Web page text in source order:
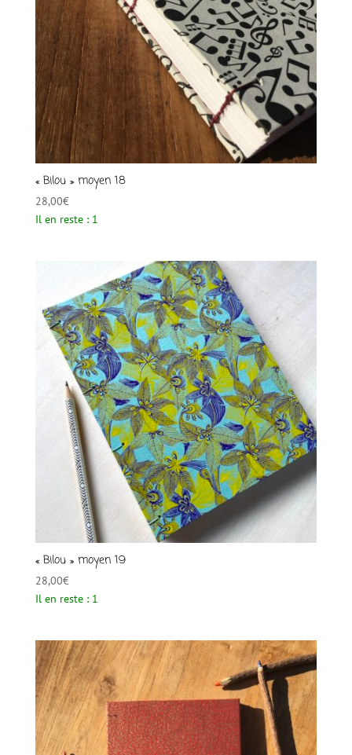
« Bilou » moyen 18
28,00€
Il en reste : 1
« Bilou » moyen 19
28,00€
Il en reste : 1